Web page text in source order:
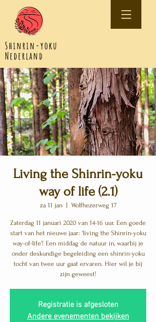
Shinrin-yoku
Nederland
Living the Shinrin-yoku
way of life (2.1)
za 11 jan
  |
Wolfhezerweg 17
Zaterdag 11 januari 2020 van 14-16 uur. Een goede
start van het nieuwe jaar: 'living the Shinrin-yoku
way-of-life'! Een middag de natuur in, waarbij je
onder deskundige begeleiding een shinrin-yoku
tocht van twee uur gaat ervaren. Hier wil je bij
zijn geweest!
Registratie is afgesloten
Andere evenementen bekijken